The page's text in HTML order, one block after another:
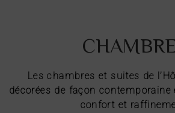
Les chambres et suites de
décorées de façon contemporaine
confort et